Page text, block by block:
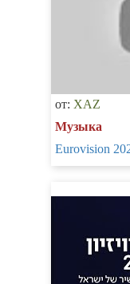
от: XAZ
Музыка
Eurovision